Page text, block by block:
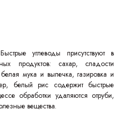
углеводы присутствуют в
продуктов: сахар, сладости
мука и выпечка, газировка и
белый рис содержит быстрые
обработки удаляются отруби,
вещества.